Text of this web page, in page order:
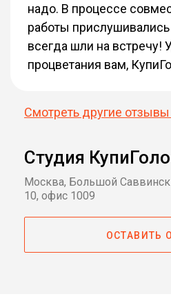
надо. В процессе
работы
всегда шли на встречу!
процветания вам,
Смотреть другие отзывы
Студия
Москва, Большой
10, офис 1009
ОСТАВИТЬ